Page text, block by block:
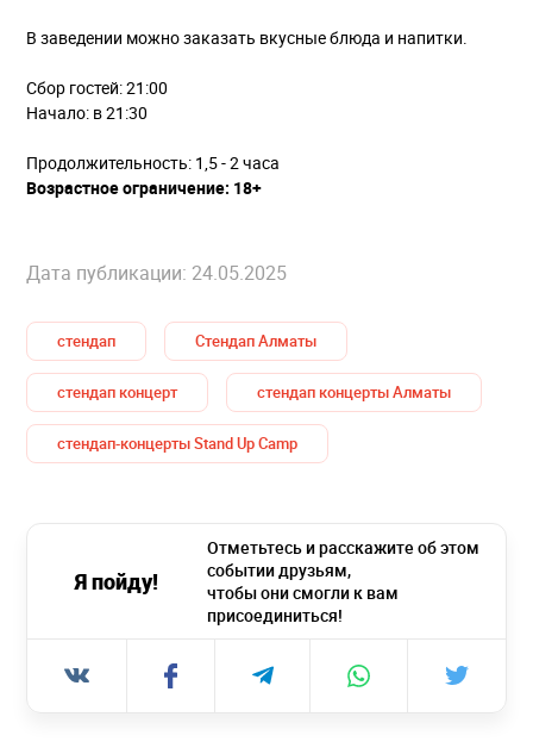
В заведении можно заказать вкусные блюда и напитки.
Сбор гостей: 21:00
Начало: в 21:30
Продолжительность: 1,5 - 2 часа
Возрастное ограничение: 18+
Дата публикации: 24.05.2025
стендап Стендап Алматы
стендап концерт стендап концерты Алматы
стендап-концерты Stand Up Camp
Я пойду!
Отметьтесь и расскажите об этом
событии друзьям,
чтобы они смогли к вам
присоединиться!